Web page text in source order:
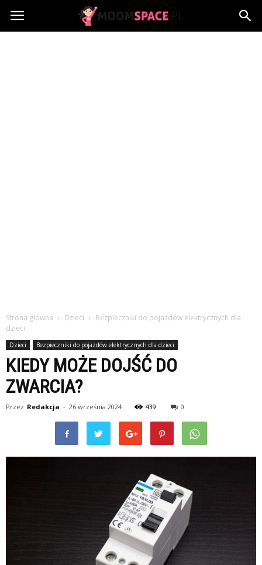
MoomSpace.pl
Strona główna Dzieci
Bezpieczniki do pojazdów elektrycznych dla
dzieci
Dzieci Bezpieczniki do pojazdów elektrycznych dla dzieci
KIEDY MOŻE DOJŚĆ DO
ZWARCIA?
Przez Redakcja - 26 września 2024 439 0